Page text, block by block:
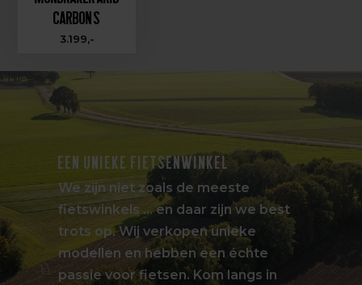
Carbon S
3.199,-
EEN UNIEKE FIETSENWINKEL
We zijn niet zoals de meeste
fietswinkels … en daar zijn we best
trots op. Wij verkopen unieke
modellen en hebben een échte
passie voor fietsen. Kom langs in